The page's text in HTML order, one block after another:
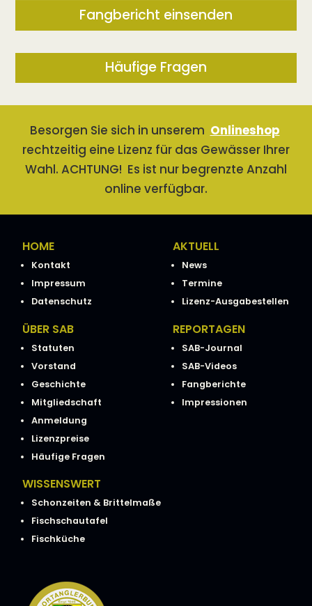
Fangbericht einsenden
Häufige Fragen
Besorgen Sie sich in unserem Onlineshop
rechtzeitig eine Lizenz für das Gewässer Ihrer
Wahl. ACHTUNG! Es ist nur begrenzte Anzahl
online verfügbar.
HOME
Kontakt
Impressum
Datenschutz
AKTUELL
News
Termine
Lizenz-Ausgabestellen
ÜBER SAB
Statuten
Vorstand
Geschichte
Mitgliedschaft
Anmeldung
Lizenzpreise
Häufige Fragen
REPORTAGEN
SAB-Journal
SAB-Videos
Fangberichte
Impressionen
WISSENSWERT
Schonzeiten & Brittelmaße
Fischschautafel
Fischküche